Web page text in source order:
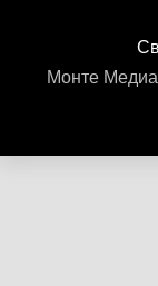
Монте Медиа